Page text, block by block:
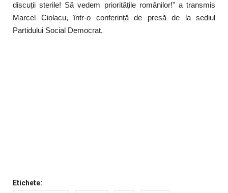
discuții sterile! Să vedem prioritățile românilor!" a transmis
Marcel Ciolacu, într-o conferință de presă de la sediul
Partidului Social Democrat.
Etichete: